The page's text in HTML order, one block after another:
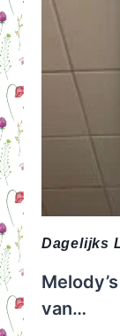
Dagelijks
van…